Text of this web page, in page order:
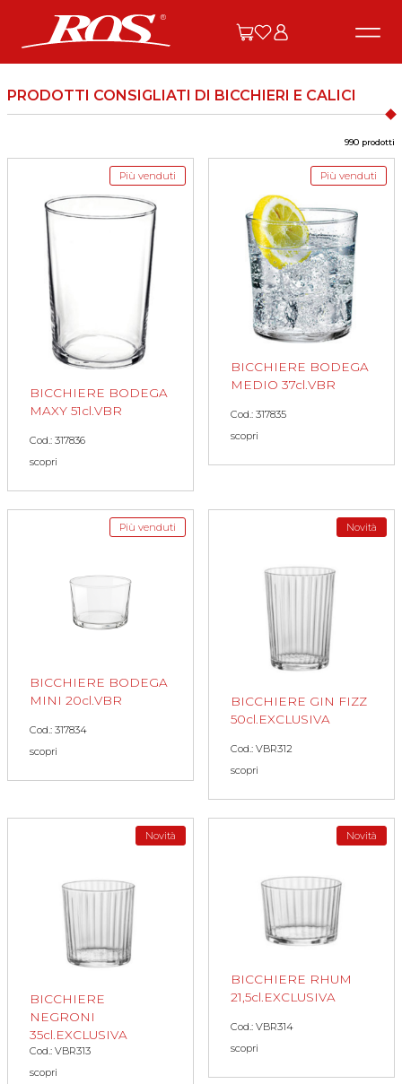
PRODOTTI CONSIGLIATI DI BICCHIERI E CALICI
990 prodotti
Più venduti
BICCHIERE BODEGA
MAXY 51cl.VBR
Cod.: 317836
scopri
Più venduti
BICCHIERE BODEGA
MEDIO 37cl.VBR
Cod.: 317835
scopri
Più venduti
BICCHIERE BODEGA
MINI 20cl.VBR
Cod.: 317834
scopri
Novità
BICCHIERE GIN FIZZ
50cl.EXCLUSIVA
Cod.: VBR312
scopri
Novità
BICCHIERE
NEGRONI
35cl.EXCLUSIVA
Cod.: VBR313
scopri
Novità
BICCHIERE RHUM
21,5cl.EXCLUSIVA
Cod.: VBR314
scopri